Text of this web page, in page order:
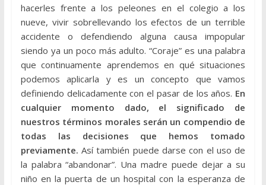
hacerles frente a los peleones en el colegio a los
nueve, vivir sobrellevando los efectos de un terrible
accidente o defendiendo alguna causa impopular
siendo ya un poco más adulto. “Coraje” es una palabra
que continuamente aprendemos en qué situaciones
podemos aplicarla y es un concepto que vamos
definiendo delicadamente con el pasar de los años. En
cualquier momento dado, el significado de
nuestros términos morales serán un compendio de
todas las decisiones que hemos tomado
previamente. Así también puede darse con el uso de
la palabra “abandonar”. Una madre puede dejar a su
niño en la puerta de un hospital con la esperanza de